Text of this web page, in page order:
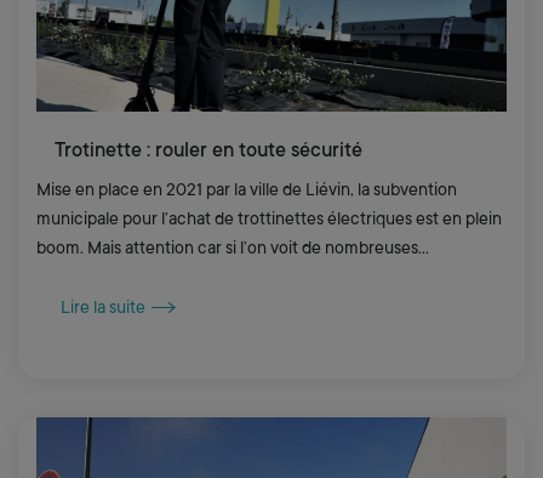
Trotinette : rouler en toute sécurité
Mise en place en 2021 par la ville de Liévin, la subvention
municipale pour l’achat de trottinettes électriques est en plein
boom. Mais attention car si l’on voit de nombreuses
Lire la suite